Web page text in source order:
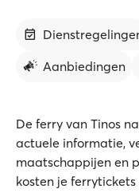
Aanbiedingen
De ferry van Tinos
actuele informatie,
maatschappijen en
kosten je